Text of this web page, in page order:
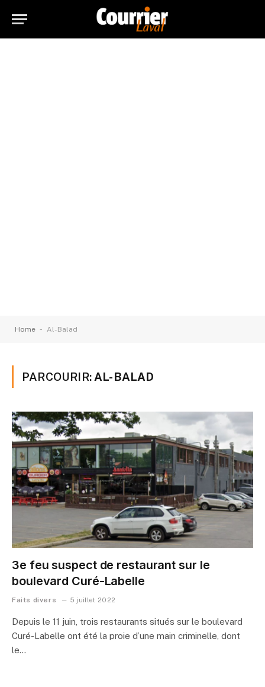
Home - Al-Balad
PARCOURIR: AL-BALAD
3e feu suspect de restaurant sur le
boulevard Curé-Labelle
Faits divers 5 juillet 2022
Depuis le 11 juin, trois restaurants situés sur le boulevard
Curé-Labelle ont été la proie d’une main criminelle, dont
le…